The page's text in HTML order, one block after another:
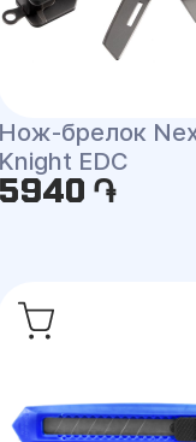
Нож-брелок
Knight EDC
5940 ֏